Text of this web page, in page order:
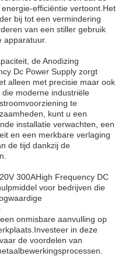
efficiëntie vertoont.Het
bij tot een vermindering
van een stiller gebruik
apparatuur.
de Anodizing
Dc Power Supply zorgt
alleen met precisie maar ook
moderne industriële
te
kunt u een
installatie verwachten, een
en een merkbare verlaging
de tijd dankzij de
20V 300AHigh Frequency DC
voor bedrijven die
onmisbare aanvulling op
in deze
de voordelen van